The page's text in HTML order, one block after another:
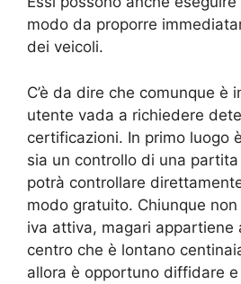
modo da proporre
dei veicoli.
C’è da dire che comunque è
utente vada a richiedere
certificazioni. In primo luogo
sia un controllo di una
potrà controllare
modo gratuito. Chiunque
iva attiva, magari appartiene
centro che è lontano
allora è opportuno diffidare